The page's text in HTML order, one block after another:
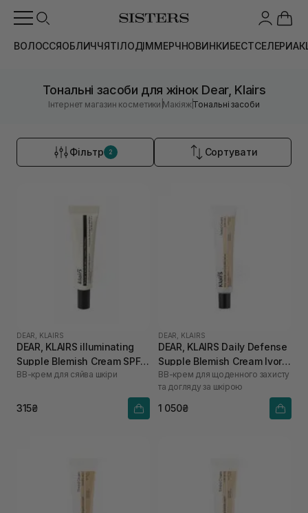
ВОЛОССЯОБЛИЧЧЯТІЛОДІММЕРЧНОВИНКИБЕСТСЕЛЕРИ
Тональні засоби для жінок Dear, Klairs
Інтернет магазин косметики |Макіяж|Тональні засоби
Фільтр 2 Сортувати
DEAR, KLAIRS
DEAR, KLAIRS illuminating
Supple Blemish Cream SPF
40 10 мл
ВВ-крем для сяйва шкіри
315₴
DEAR, KLAIRS
DEAR, KLAIRS Daily Defense
Supple Blemish Cream Ivory
Beige 40 г
BB-крем для щоденного захисту
та догляду за шкірою
1 050₴